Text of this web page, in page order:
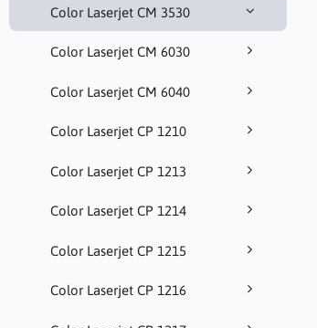
Color Laserjet CM 3530
Color Laserjet CM 6030
Color Laserjet CM 6040
Color Laserjet CP 1210
Color Laserjet CP 1213
Color Laserjet CP 1214
Color Laserjet CP 1215
Color Laserjet CP 1216